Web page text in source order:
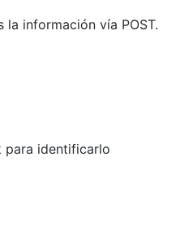
la información vía POST.
para identificarlo